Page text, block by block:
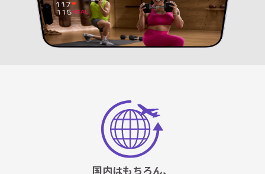
国内はもちろん、